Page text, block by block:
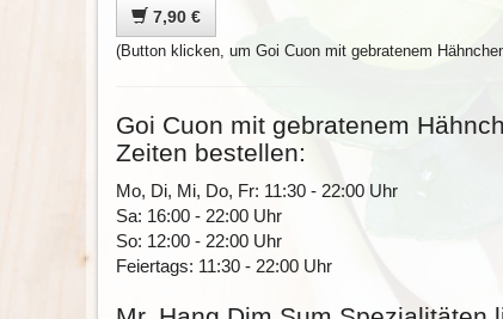
7,90 €
(Button klicken, um Goi Cuon mit gebratenem
Goi Cuon mit gebratenem
Zeiten bestellen:
Mo, Di, Mi, Do, Fr: 11:30 - 22:00 Uhr
Sa: 16:00 - 22:00 Uhr
So: 12:00 - 22:00 Uhr
Feiertags: 11:30 - 22:00 Uhr